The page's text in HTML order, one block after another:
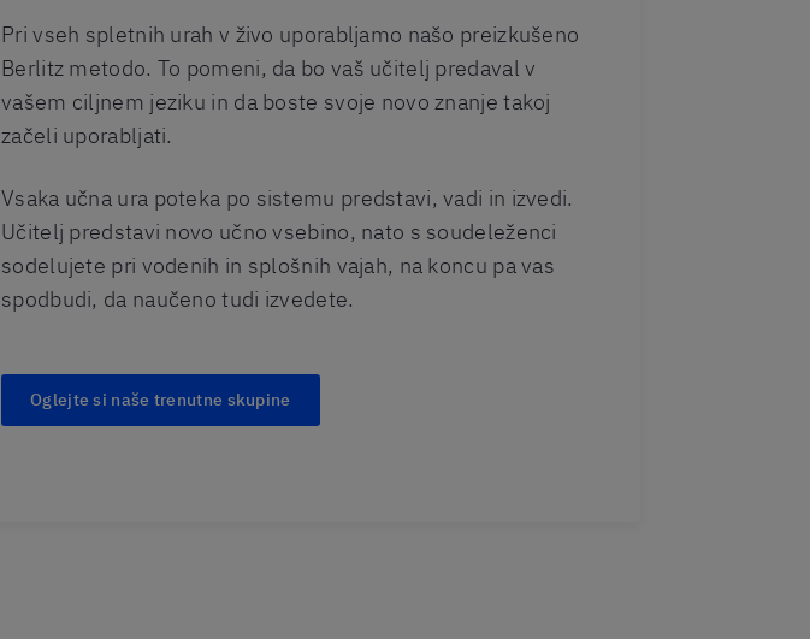
Pri vseh spletnih urah v živo uporabljamo našo preizkušeno
Berlitz metodo. To pomeni, da bo vaš učitelj predaval v
vašem ciljnem jeziku in da boste svoje novo znanje takoj
začeli uporabljati.
Vsaka učna ura poteka po sistemu predstavi, vadi in izvedi.
Učitelj predstavi novo učno vsebino, nato s soudeleženci
sodelujete pri vodenih in splošnih vajah, na koncu pa vas
spodbudi, da naučeno tudi izvedete.
Oglejte si naše trenutne skupine